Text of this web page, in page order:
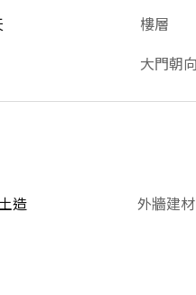
樓層
大門朝向
造 外牆建材